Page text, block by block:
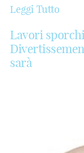
Leggi Tutto
Lavori
sarà